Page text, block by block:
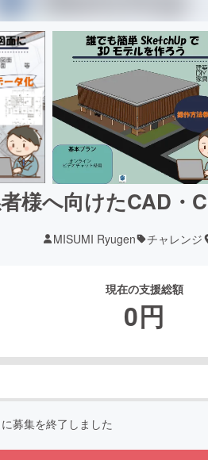
様へ向けたCAD・
MISUMI Ryugen チャレンジ
現在の支援総額
0円
に募集を終了しました